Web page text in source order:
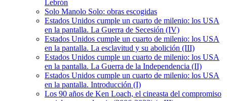
Lebrón
Solo Manolo Solo: obras escogidas
Estados Unidos cumple un cuarto de milenio: los USA
en la pantalla. La Guerra de Secesión (IV)
Estados Unidos cumple un cuarto de milenio: los USA
en la pantalla. La esclavitud y su abolición (III)
Estados Unidos cumple un cuarto de milenio: los USA
en la pantalla. La Guerra de la Independencia (II)
Estados Unidos cumple un cuarto de milenio: los USA
en la pantalla. Introducción (I)
Los 90 años de Ken Loach, el cineasta del compromiso